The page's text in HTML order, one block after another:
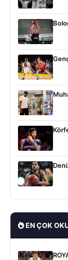
EN ÇOK